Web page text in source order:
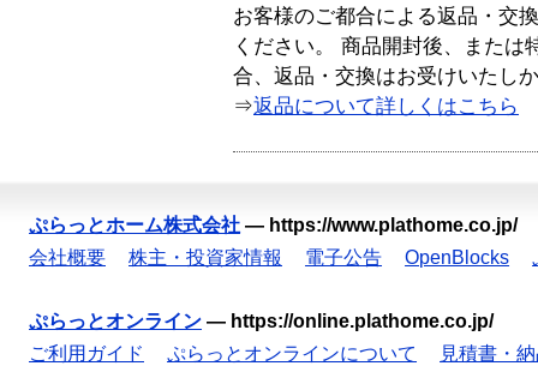
お客様のご都合による返品・交
ください。 商品開封後、または
合、返品・交換はお受けいたし
⇒返品について詳しくはこちら
ぷらっとホーム株式会社 — https://www.plathome.co.jp/
会社概要
株主・投資家情報 電子公告 OpenBlocks
ぷらっとオンライン — https://online.plathome.co.jp/
ご利用ガイド
ぷらっとオンラインについて
見積書・